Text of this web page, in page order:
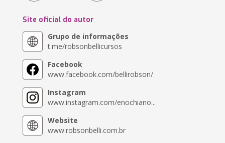
Site oficial do autor
Grupo de informações
t.me/robsonbellicursos
Facebook
www.facebook.com/bellirobson/
Instagram
www.instagram.com/enochiano...
Website
www.robsonbelli.com.br